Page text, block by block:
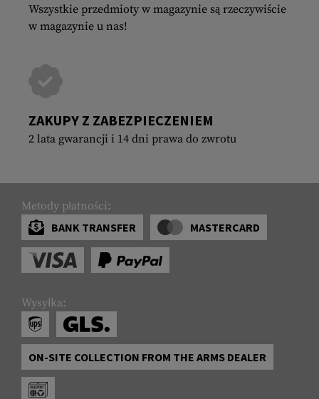
Wszystkie przedmioty w magazynie są rzeczywiście
w magazynie u nas!
ZAKUPY Z ZABEZPIECZENIEM
2 lata gwarancji i 14 dni prawa do zwrotu
Metody płatności:
BANK TRANSFER
MASTERCARD
Wysyłka:
ON-SITE COLLECTION FROM THE ARMS DEALER